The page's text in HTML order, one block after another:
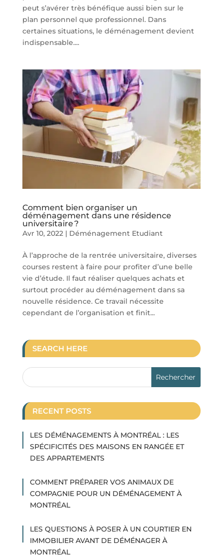
peut s’avérer très bénéfique aussi bien sur le
plan personnel que professionnel. Dans
certaines situations, le déménagement devient
indispensable....
Comment bien organiser un
déménagement dans une résidence
universitaire ?
Avr 10, 2022| Déménagement Etudiant
À l’approche de la rentrée universitaire, diverses
courses restent à faire pour profiter d’une belle
vie d’étude. Il faut réaliser quelques achats et
surtout procéder au déménagement dans sa
nouvelle résidence. Ce travail nécessite
cependant de l’organisation et finit...
SEARCH HERE
RECENT POSTS
LES DÉMÉNAGEMENTS À MONTRÉAL : LES
SPÉCIFICITÉS DES MAISONS EN RANGÉE ET
DES APPARTEMENTS
COMMENT PRÉPARER VOS ANIMAUX DE
COMPAGNIE POUR UN DÉMÉNAGEMENT À
MONTRÉAL
LES QUESTIONS À POSER À UN COURTIER EN
IMMOBILIER AVANT DE DÉMÉNAGER À
MONTRÉAL